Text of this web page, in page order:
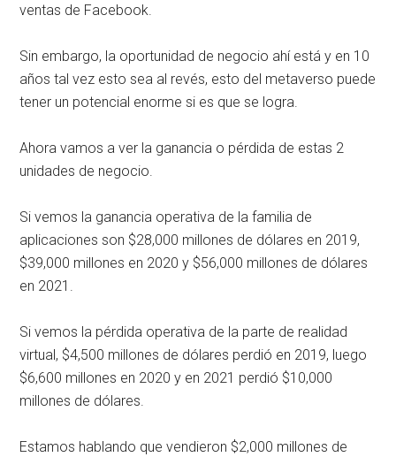
ventas de Facebook.
Sin embargo, la oportunidad de negocio ahí está y en 10
años tal vez esto sea al revés, esto del metaverso puede
tener un potencial enorme si es que se logra.
Ahora vamos a ver la ganancia o pérdida de estas 2
unidades de negocio.
Si vemos la ganancia operativa de la familia de
aplicaciones son $28,000 millones de dólares en 2019,
$39,000 millones en 2020 y $56,000 millones de dólares
en 2021.
Si vemos la pérdida operativa de la parte de realidad
virtual, $4,500 millones de dólares perdió en 2019, luego
$6,600 millones en 2020 y en 2021 perdió $10,000
millones de dólares.
Estamos hablando que vendieron $2,000 millones de